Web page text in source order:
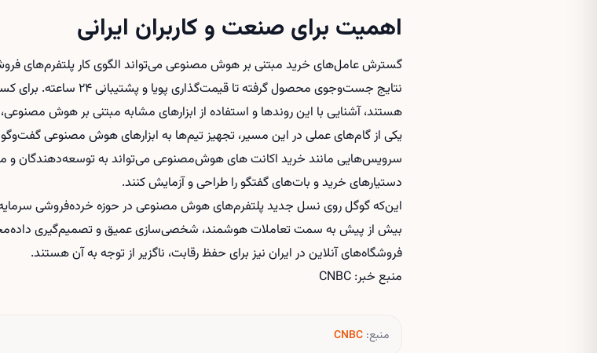
اهمیت برای صنعت و کاربران ایرانی
گسترش عامل‌های خرید مبتنی بر هوش مصنوعی می‌تواند الگوی کار پلتفرم‌های
نتایج جست‌وجوی محصول گرفته
هستند، آشنایی با این روندها و استفاده از ابزارهای مشابه مبتنی بر هوش
یکی از گام‌های عملی در این مسیر، تجهیز تیم‌ها به ابزارهای هوش مصنوعی
سرویس‌هایی مانند خرید اکانت های هوش‌مصنوعی می‌تواند به توسعه‌دهندگان و
دستیارهای خرید و بات‌های گفتگو را طراحی و آزمایش کنند.
این‌که گوگل روی نسل جدید پلتفرم‌های هوش مصنوعی در حوزه خرده‌فروشی
بیش از پیش به سمت تعاملات هوشمند، شخصی‌سازی عمیق و تصمیم‌گیری
فروشگاه‌های آنلاین در ایران نیز برای حفظ رقابت، ناگزیر از توجه به آن هستند.
منبع خبر: CNBC
منبع: CNBC